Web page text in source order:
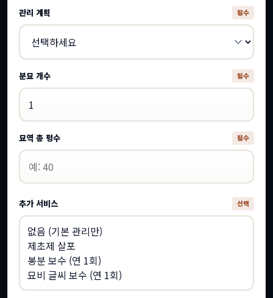
관리 계획 필수
분묘 개수 필수
묘역 총 평수 필수
추가 서비스 선택